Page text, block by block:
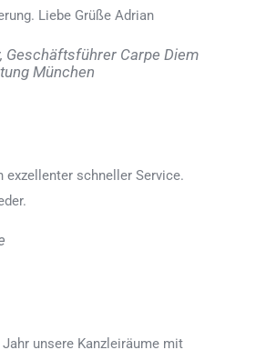
Liebe Grüße Adrian
Geschäftsführer Carpe Diem
München
exzellenter schneller Service.
unsere Kanzleiräume mit